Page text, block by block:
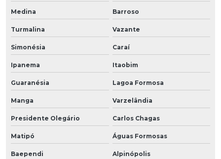
Medina Barroso
Turmalina Vazante
Simonésia Caraí
Ipanema Itaobim
Guaranésia Lagoa Formosa
Manga Varzelândia
Presidente Olegário Carlos Chagas
Matipó Águas Formosas
Baependi Alpinópolis